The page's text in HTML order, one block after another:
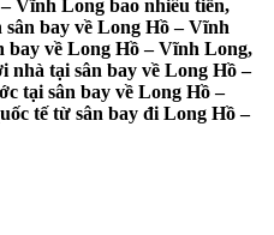
Vĩnh Long bao nhiêu tiền,
bay về Long Hồ – Vĩnh
bay về Long Hồ – Vĩnh Long,
nhà tại sân bay về Long Hồ –
tại sân bay về Long Hồ –
tế từ sân bay đi Long Hồ –